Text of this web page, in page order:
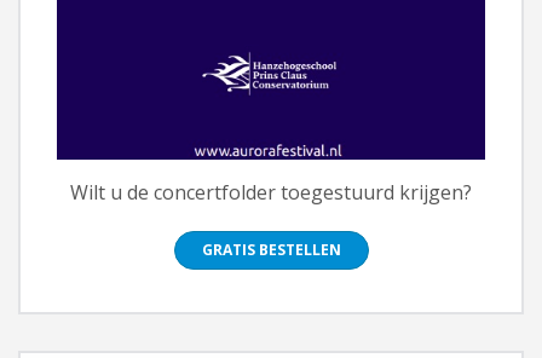
Wilt u de concertfolder toegestuurd krijgen?
GRATIS BESTELLEN